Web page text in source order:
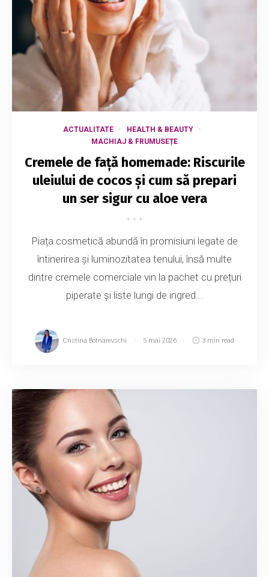
ACTUALITATE
HEALTH & BEAUTY
MACHIAJ & FRUMUSEȚE
Cremele de față homemade: Riscurile
uleiului de cocos și cum să prepari
un ser sigur cu aloe vera
Piața cosmetică abundă în promisiuni legate de
întinerirea și luminozitatea tenului, însă multe
dintre cremele comerciale vin la pachet cu prețuri
piperate și liste lungi de ingred...
Cristina Botnarevschi 5 mai 2026 3 min read